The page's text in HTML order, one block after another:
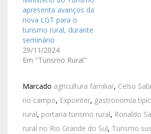
apresenta avanços da
nova LGT para o
turismo rural, durante
seminário
29/11/2024
Em "Turismo Rural"
Marcado agricultura familiar, Celso
no campo, Expointer, gastronomia
rural, portaria turismo rural, Ronaldo
rural no Rio Grande do Sul, Turismo